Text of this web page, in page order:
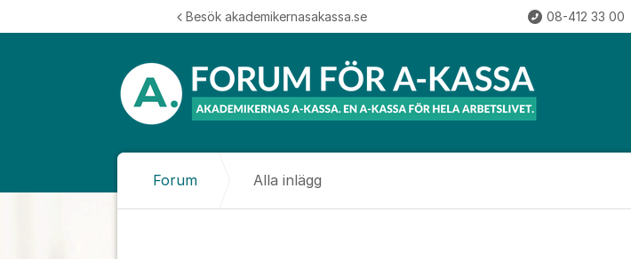
Besök akademikernasakassa.se 08-412 33 00
Forum Alla inlägg